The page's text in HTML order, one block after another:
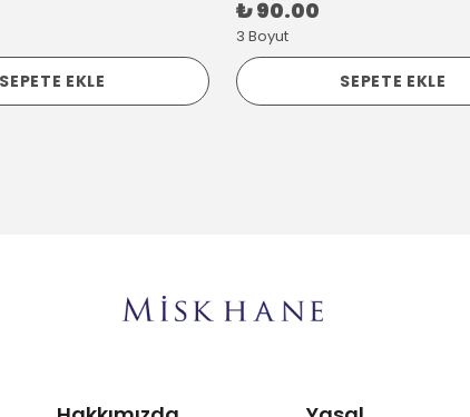
SEPETE EKLE
₺ 90.00
3 Boyut
SEPETE EKLE